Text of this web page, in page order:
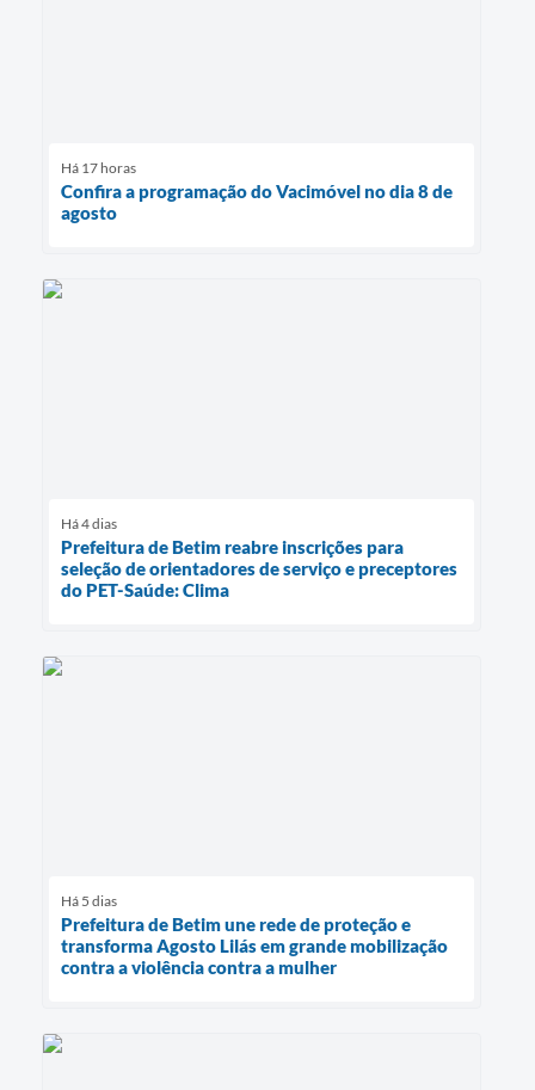
Há 17 horas
Confira a programação do Vacimóvel no dia 8 de
agosto
Há 4 dias
Prefeitura de Betim reabre inscrições para
seleção de orientadores de serviço e preceptores
do PET-Saúde: Clima
Há 5 dias
Prefeitura de Betim une rede de proteção e
transforma Agosto Lilás em grande mobilização
contra a violência contra a mulher